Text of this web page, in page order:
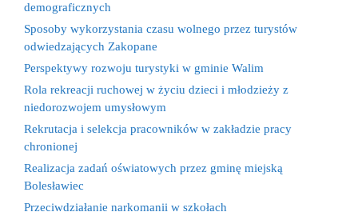
demograficznych
Sposoby wykorzystania czasu wolnego przez turystów
odwiedzających Zakopane
Perspektywy rozwoju turystyki w gminie Walim
Rola rekreacji ruchowej w życiu dzieci i młodzieży z
niedorozwojem umysłowym
Rekrutacja i selekcja pracowników w zakładzie pracy
chronionej
Realizacja zadań oświatowych przez gminę miejską
Bolesławiec
Przeciwdziałanie narkomanii w szkołach